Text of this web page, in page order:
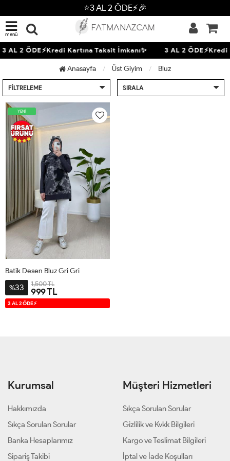
⭐3 AL 2 ÖDE⚡🎉
menü
3 AL 2 ÖDE⚡Kredi Kartına Taksit İmkanı✨ 3 AL 2 ÖDE⚡Kredi
Anasayfa Üst Giyim Bluz
FILTRELEME SIRALA
YENİ
Batik Desen Bluz Gri Gri
%33 1,500 TL
999 TL
3 AL 2 ÖDE⚡
Kurumsal
Hakkımızda
Sıkça Sorulan Sorular
Banka Hesaplarımız
Sipariş Takibi
Müşteri Hizmetleri
Sıkça Sorulan Sorular
Gizlilik ve Kvkk Bilgileri
Kargo ve Teslimat Bilgileri
İptal ve İade Koşulları